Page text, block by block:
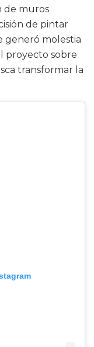
de muros
de pintar
generó molestia
proyecto sobre
transformar la